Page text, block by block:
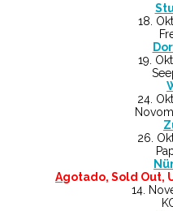
18.
19.
24.
26.
Agotado, Sold Out,
14.